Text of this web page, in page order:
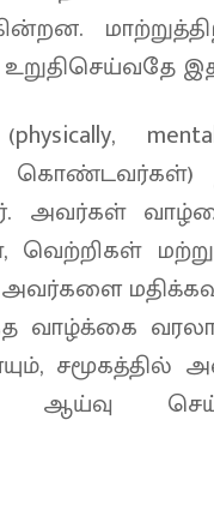
உறுதிசெய்வதே
அவர்கள்
வாழ்க்கை
சமூகத்தில்
ஆய்வு